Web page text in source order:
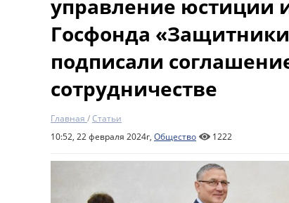
управление юстиции
Госфонда
подписали
сотрудничестве
Главная /Статьи
10:52, 22 февраля 2024г, Общество 1222